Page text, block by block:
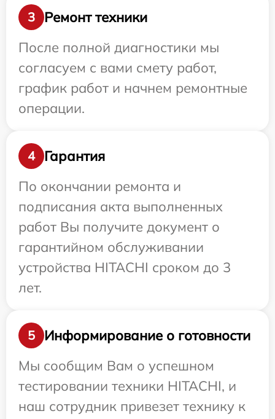
3
Ремонт техники
После полной диагностики мы
согласуем с вами смету работ,
график работ и начнем ремонтные
операции.
4
Гарантия
По окончании ремонта и
подписания акта выполненных
работ Вы получите документ о
гарантийном обслуживании
устройства HITACHI сроком до 3
лет.
5
Информирование о готовности
Мы сообщим Вам о успешном
тестировании техники HITACHI, и
наш сотрудник привезет технику к